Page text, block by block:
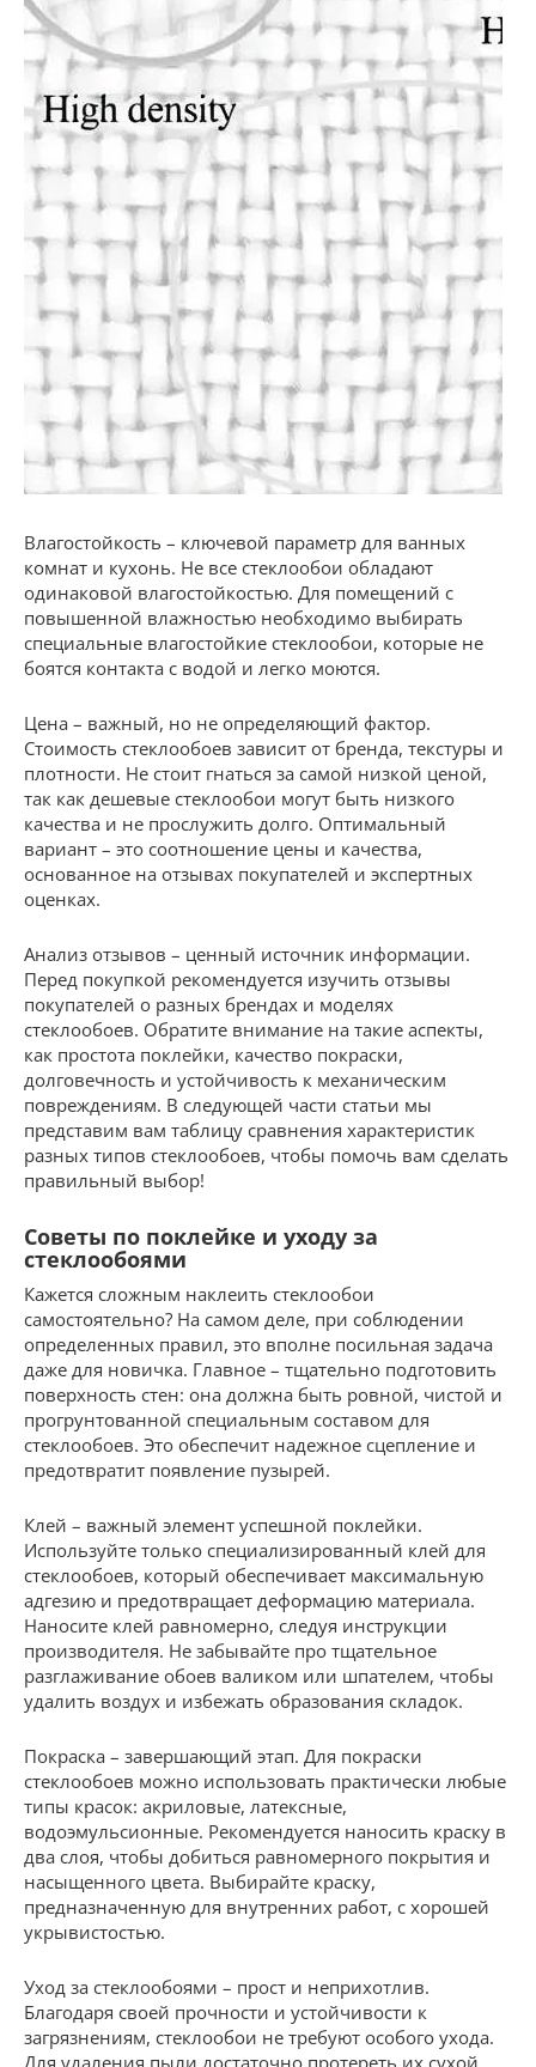
Влагостойкость – ключевой параметр для ванных
комнат и кухонь. Не все стеклообои обладают
одинаковой влагостойкостью. Для помещений с
повышенной влажностью необходимо выбирать
специальные влагостойкие стеклообои, которые не
боятся контакта с водой и легко моются.
Цена – важный, но не определяющий фактор.
Стоимость стеклообоев зависит от бренда, текстуры и
плотности. Не стоит гнаться за самой низкой ценой,
так как дешевые стеклообои могут быть низкого
качества и не прослужить долго. Оптимальный
вариант – это соотношение цены и качества,
основанное на отзывах покупателей и экспертных
оценках.
Анализ отзывов – ценный источник информации.
Перед покупкой рекомендуется изучить отзывы
покупателей о разных брендах и моделях
стеклообоев. Обратите внимание на такие аспекты,
как простота поклейки, качество покраски,
долговечность и устойчивость к механическим
повреждениям. В следующей части статьи мы
представим вам таблицу сравнения характеристик
разных типов стеклообоев, чтобы помочь вам сделать
правильный выбор!
Советы по поклейке и уходу за
стеклообоями
Кажется сложным наклеить стеклообои
самостоятельно? На самом деле, при соблюдении
определенных правил, это вполне посильная задача
даже для новичка. Главное – тщательно подготовить
поверхность стен: она должна быть ровной, чистой и
прогрунтованной специальным составом для
стеклообоев. Это обеспечит надежное сцепление и
предотвратит появление пузырей.
Клей – важный элемент успешной поклейки.
Используйте только специализированный клей для
стеклообоев, который обеспечивает максимальную
адгезию и предотвращает деформацию материала.
Наносите клей равномерно, следуя инструкции
производителя. Не забывайте про тщательное
разглаживание обоев валиком или шпателем, чтобы
удалить воздух и избежать образования складок.
Покраска – завершающий этап. Для покраски
стеклообоев можно использовать практически любые
типы красок: акриловые, латексные,
водоэмульсионные. Рекомендуется наносить краску в
два слоя, чтобы добиться равномерного покрытия и
насыщенного цвета. Выбирайте краску,
предназначенную для внутренних работ, с хорошей
укрывистостью.
Уход за стеклообоями – прост и неприхотлив.
Благодаря своей прочности и устойчивости к
загрязнениям, стеклообои не требуют особого ухода.
Для удаления пыли достаточно протереть их сухой